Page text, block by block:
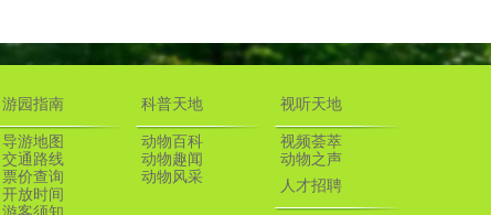
游园指南
导游地图
交通路线
票价查询
开放时间
科普天地
动物百科
动物趣闻
动物风采
视听天地
视频荟萃
动物之声
人才招聘